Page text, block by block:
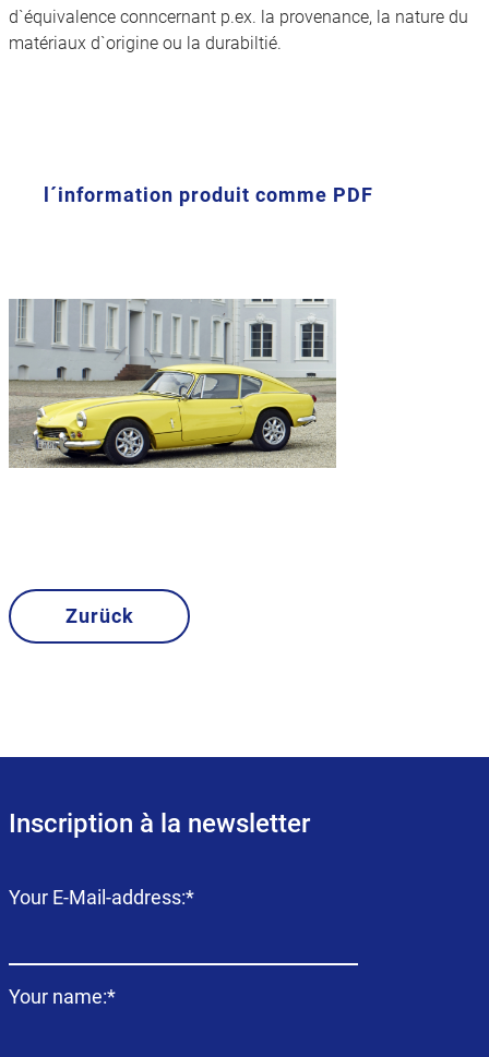
d`équivalence conncernant p.ex. la provenance, la nature du
matériaux d`origine ou la durabiltié.
l´information produit comme PDF
Zurück
Inscription à la newsletter
Champ
Your E-Mail-address:*
Champ
Your name:*